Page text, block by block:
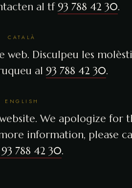
al tf 93 788 42 30.
CATALÀ
Disculpeu les
al 93 788 42 30.
ENGLISH
We apologize for
information, please
788 42 30.